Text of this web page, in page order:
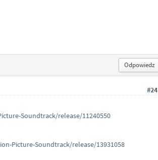
Odpowiedz
#24
Soundtrack/release/11240550
Picture-Soundtrack/release/13931058